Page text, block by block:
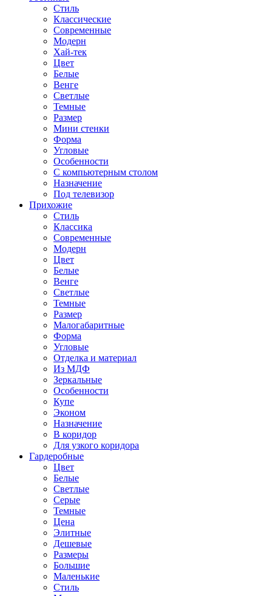
Стиль
Классические
Современные
Модерн
Хай-тек
Цвет
Белые
Венге
Светлые
Темные
Размер
Мини стенки
Форма
Угловые
Особенности
С компьютерным столом
Назначение
Под телевизор
Прихожие
Стиль
Классика
Современные
Модерн
Цвет
Белые
Венге
Светлые
Темные
Размер
Малогабаритные
Форма
Угловые
Отделка и материал
Из МДФ
Зеркальные
Особенности
Купе
Эконом
Назначение
В коридор
Для узкого коридора
Гардеробные
Цвет
Белые
Светлые
Серые
Темные
Цена
Элитные
Дешевые
Размеры
Большие
Маленькие
Стиль